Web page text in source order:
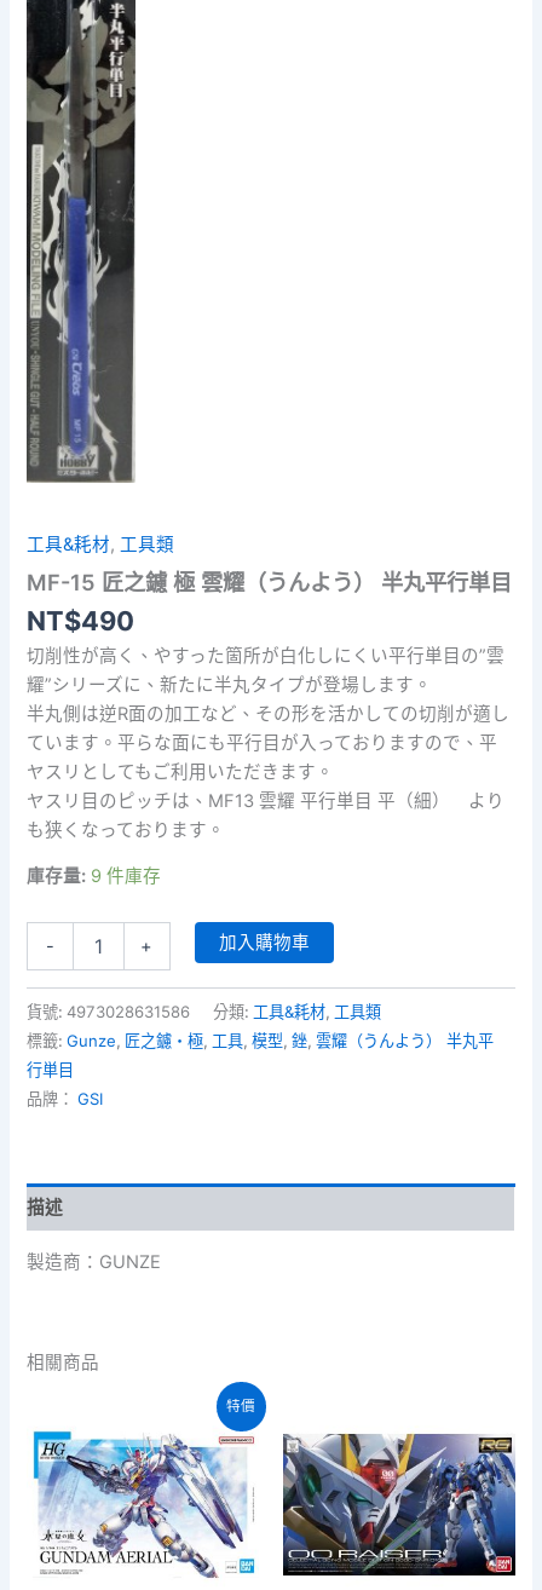
工具&耗材, 工具類
MF-15 匠之鑢 極 雲耀（うんよう） 半丸平行単目
NT$490
切削性が高く、やすった箇所が白化しにくい平行単目の”雲
耀”シリーズに、新たに半丸タイプが登場します。
半丸側は逆R面の加工など、その形を活かしての切削が適し
ています。平らな面にも平行目が入っておりますので、平
ヤスリとしてもご利用いただきます。
ヤスリ目のピッチは、MF13 雲耀 平行単目 平（細） より
も狭くなっております。
庫存量: 9 件庫存
-
之
鑢
極
雲
耀
う）
半
平
數
+ 加入購物車
貨號:4973028631586 分類: 工具&耗材, 工具類
標籤:Gunze, 匠之鑢・極, 工具,模型,銼,雲耀（うんよう） 半丸平
行単目
品牌：GSI
描述
製造商：GUNZE
相關商品
特價